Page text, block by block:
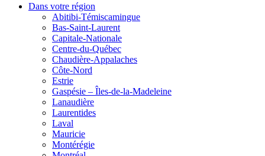
Dans votre région
Abitibi-Témiscamingue
Bas-Saint-Laurent
Capitale-Nationale
Centre-du-Québec
Chaudière-Appalaches
Côte-Nord
Estrie
Gaspésie – Îles-de-la-Madeleine
Lanaudière
Laurentides
Laval
Mauricie
Montérégie